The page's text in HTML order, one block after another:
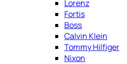
Lorenz
Fortis
Boss
Calvin Klein
Tommy Hilfiger
Nixon